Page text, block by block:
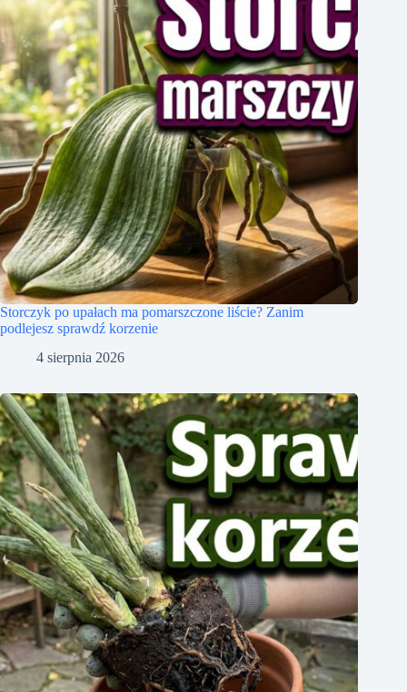
Storczyk po upałach ma pomarszczone liście? Zanim
podlejesz sprawdź korzenie
4 sierpnia 2026